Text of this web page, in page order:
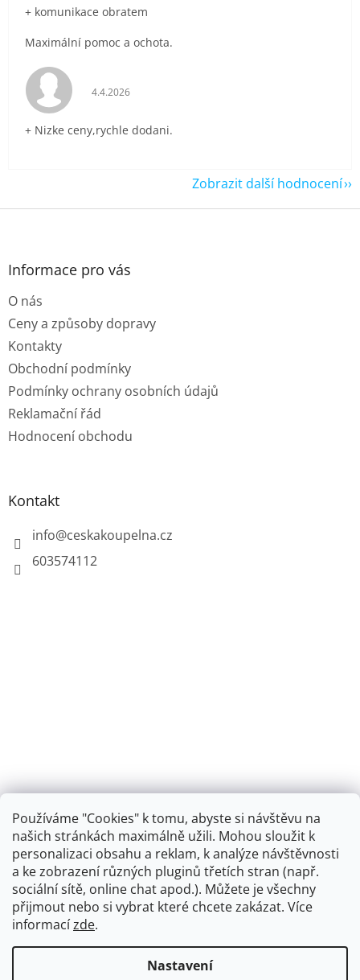
Používáme "Cookies" k tomu, abyste si návštěvu na
našich stránkách maximálně užili. Mohou sloužit k
personalizaci obsahu a reklam, k analýze návštěvnosti
a ke zobrazení různých pluginů třetích stran (např.
sociální sítě, online chat apod.). Můžete je všechny
přijmout nebo si vybrat které chcete zakázat. Více
informacízde.
Nastavení
+ komunikace obratem
Maximální pomoc a ochota.
Hodnocení obchodu je 5 z 5 hvězdiček.
4.4.2026
+ Nizke ceny,rychle dodani.
Zobrazit další hodnocení
Z
Informace pro vás
O nás
Ceny a způsoby dopravy
Kontakty
Obchodní podmínky
Podmínky ochrany osobních údajů
Reklamační řád
Hodnocení obchodu
Kontakt
info@ceskakoupelna.cz
603574112
Retro koupelna
Vytvořil Shoptet + plnenieshopu.cz